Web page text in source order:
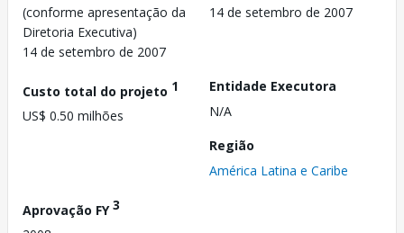
(conforme apresentação da
Diretoria Executiva)
14 de setembro de 2007
14 de setembro de 2007
Custo total do projeto 1
US$ 0.50 milhões
Entidade Executora
N/A
Região
América Latina e Caribe
Aprovação FY3